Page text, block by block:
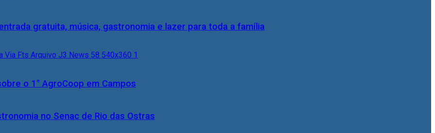
gratuita, música, gastronomia e lazer para toda a família
o 1° AgroCoop em Campos
no Senac de Rio das Ostras